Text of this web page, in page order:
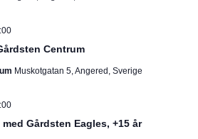
Centrum
Muskotgatan 5, Angered, Sverige
Gårdsten Eagles, +15 år